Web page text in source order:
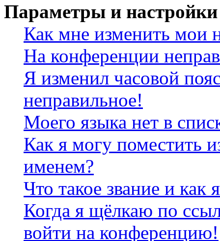
Параметры и настройки
Как мне изменить мои
На конференции
Я изменил часовой
неправильное!
Моего языка нет в
Как я могу поместить
именем?
Что такое звание и как
Когда я щёлкаю по
войти на конференцию!